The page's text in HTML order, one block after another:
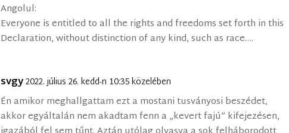
Angolul:
Everyone is entitled to all the rights and freedoms set forth in this
Declaration, without distinction of any kind, such as race….
svgy2022. július 26. kedd-n 10:35 közelében
Én amikor meghallgattam ezt a mostani tusványosi beszédet,
akkor egyáltalán nem akadtam fenn a „kevert fajú” kifejezésen,